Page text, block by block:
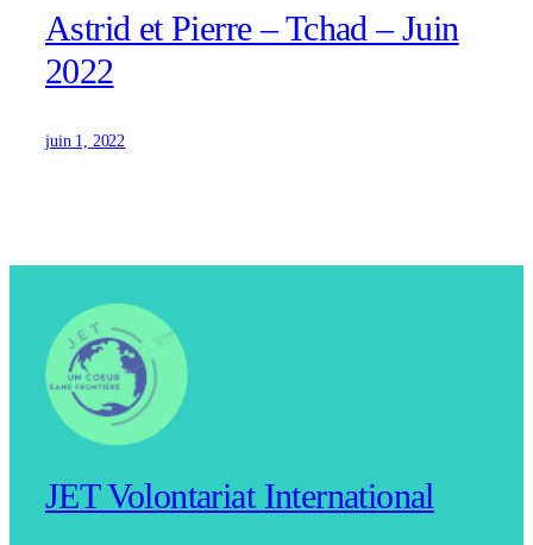
Astrid et Pierre – Tchad – Juin
2022
juin 1, 2022
JET Volontariat International